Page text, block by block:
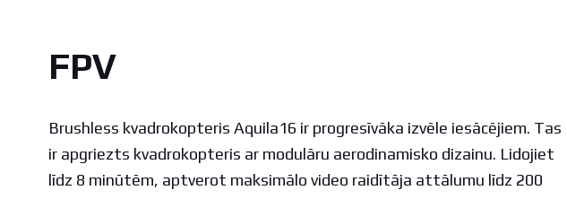
FPV
Brushless kvadrokopteris Aquila16 ir progresīvāka izvēle iesācējiem. Tas
ir apgriezts kvadrokopteris ar modulāru aerodinamisko dizainu. Lidojiet
līdz 8 minūtēm, aptverot maksimālo video raidītāja attālumu līdz 200